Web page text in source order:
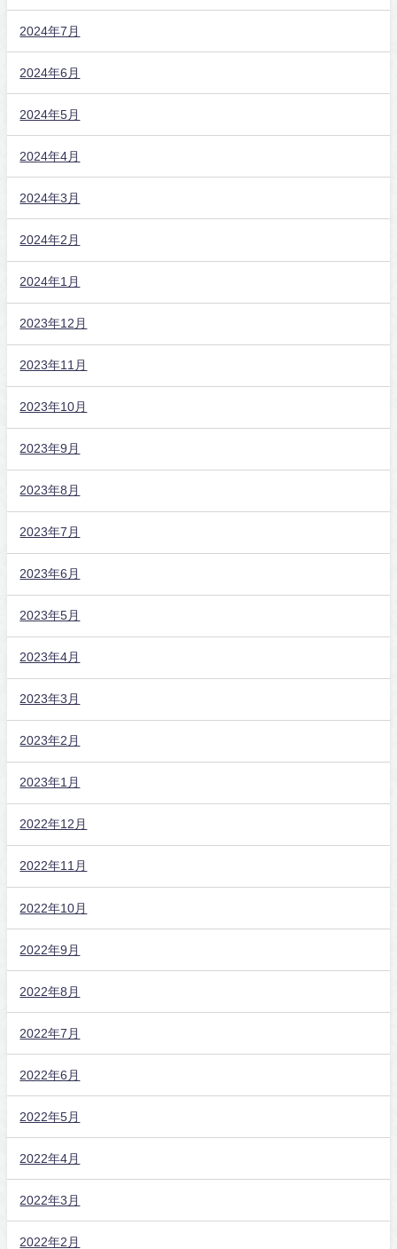
2024年7月
2024年6月
2024年5月
2024年4月
2024年3月
2024年2月
2024年1月
2023年12月
2023年11月
2023年10月
2023年9月
2023年8月
2023年7月
2023年6月
2023年5月
2023年4月
2023年3月
2023年2月
2023年1月
2022年12月
2022年11月
2022年10月
2022年9月
2022年8月
2022年7月
2022年6月
2022年5月
2022年4月
2022年3月
2022年2月